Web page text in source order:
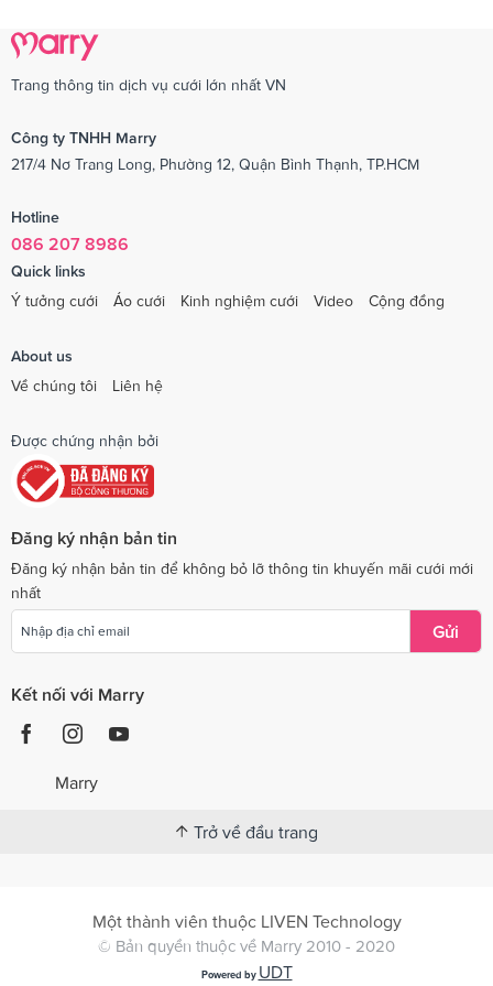
Trang thông tin dịch vụ cưới lớn nhất VN
Công ty TNHH Marry
217/4 Nơ Trang Long, Phường 12, Quận Bình Thạnh, TP.HCM
Hotline
086 207 8986
Quick links
Ý tưởng cưới
Áo cưới Kinh nghiệm cưới Video Cộng đồng
About us
Về chúng tôi
Liên hệ
Được chứng nhận bởi
Đăng ký nhận bản tin
Đăng ký nhận bản tin để không bỏ lỡ thông tin khuyến mãi cưới mới
nhất
Gửi
Kết nối với Marry
Marry
Trở về đầu trang
Một thành viên thuộc LIVEN Technology
© Bản quyền thuộc về Marry 2010 - 2020
Powered by UDT